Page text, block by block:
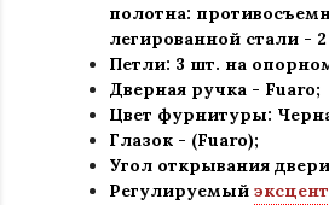
полотна:
легированной стали -
Петли: 3 шт. на
Дверная ручка - Fuaro;
Цвет фурнитуры:
Глазок - (Fuaro);
Угол открывания
Регулируемый